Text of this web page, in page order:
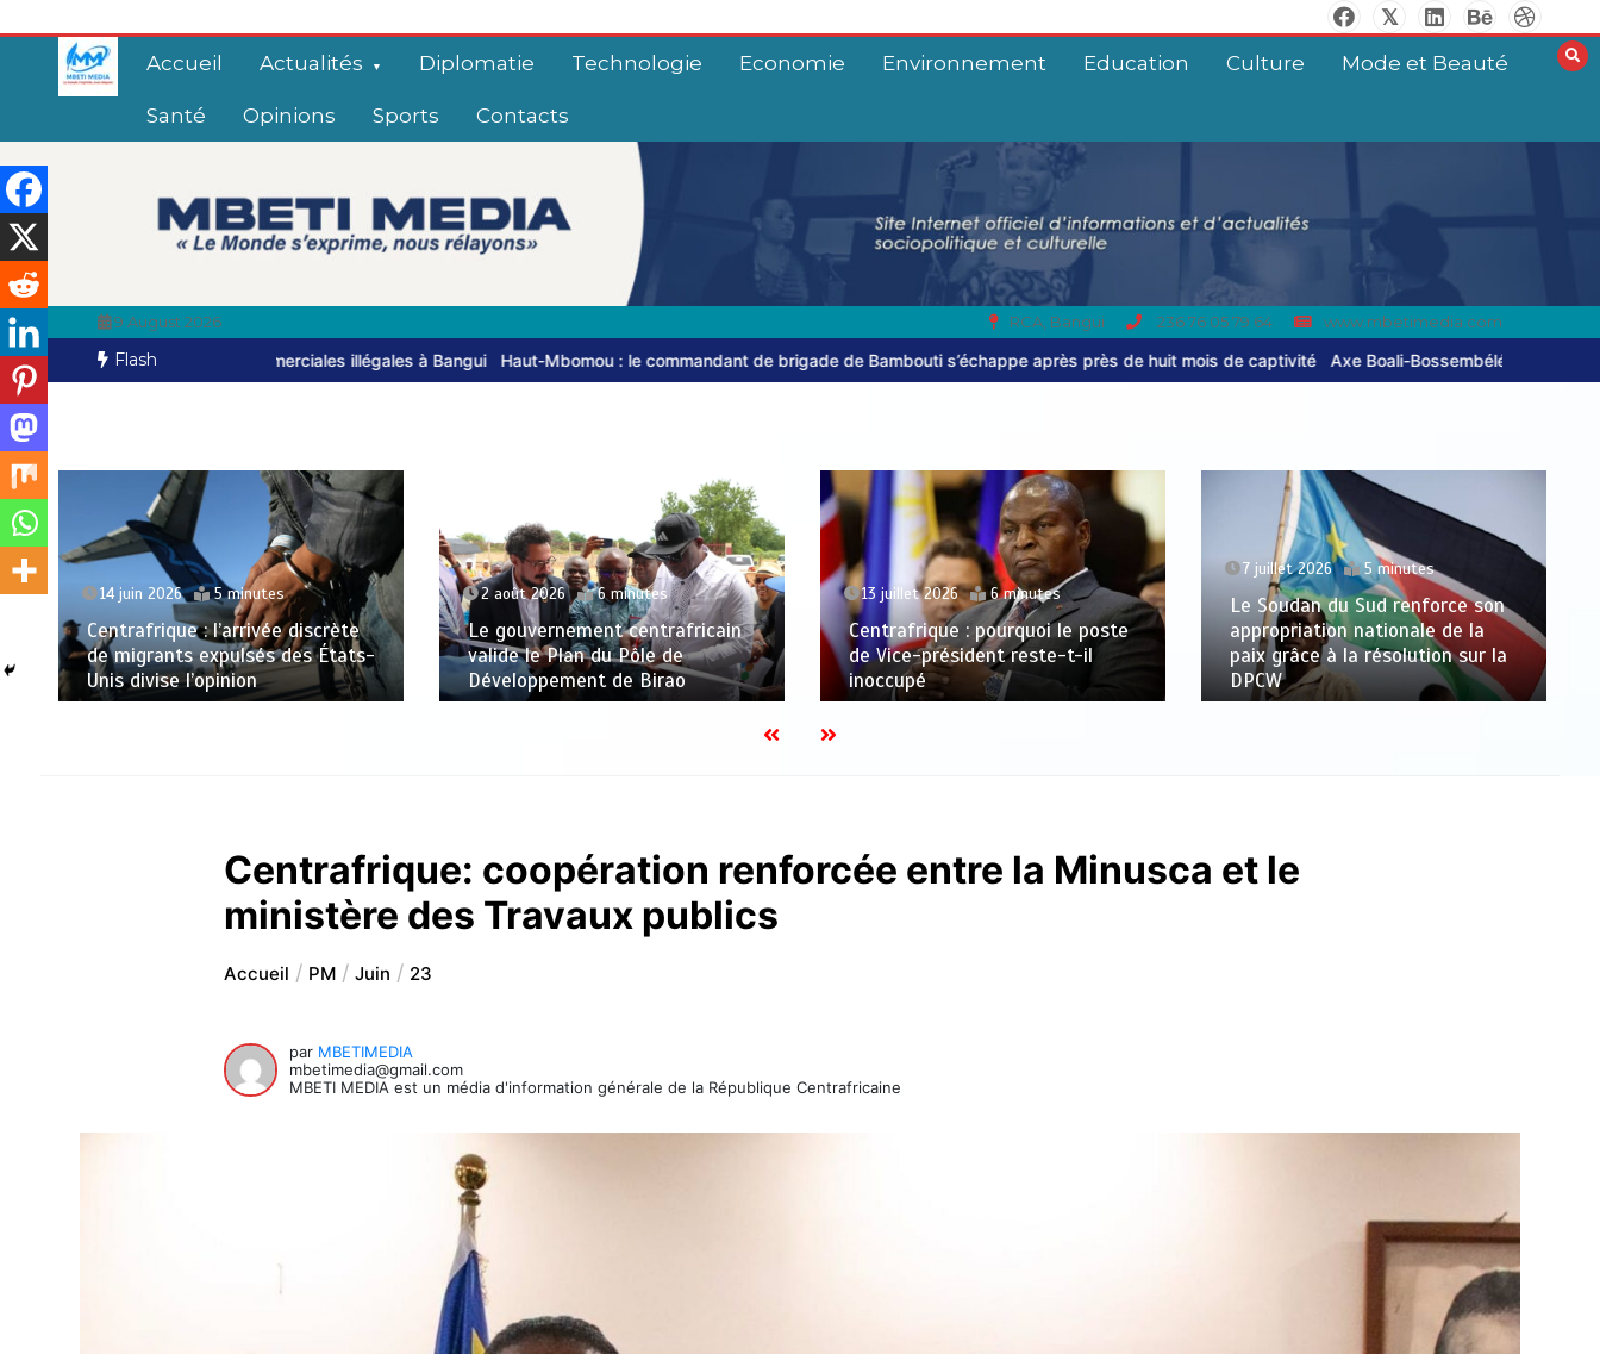
Accueil Actualités Diplomatie Technologie Economie Environnement Education Culture Mode et Beauté
Santé Opinions Sports Contacts
9 August 2026 RCA, Bangui 236 76 05 79 64 www.mbetimedia.com
Flash
illégales à Bangui Haut-Mbomou : le commandant de brigade de Bambouti s’échappe après près de huit mois de captivité Axe Boali-Bossembélé : un camion gros porteur se renverse, le
14 juin 2026 5 minutes
Centrafrique : l’arrivée discrète
de migrants expulsés des États-
Unis divise l’opinion
2 août 2026 6 minutes
Le gouvernement centrafricain
valide le Plan du Pôle de
Développement de Birao
13 juillet 2026 6 minutes
Centrafrique : pourquoi le poste
de Vice-président reste-t-il
inoccupé
7 juillet 2026 5 minutes
Le Soudan du Sud renforce son
appropriation nationale de la
paix grâce à la résolution sur la
DPCW
Centrafrique: coopération renforcée entre la Minusca et le
ministère des Travaux publics
Accueil PM Juin 23
par MBETIMEDIA
mbetimedia@gmail.com
MBETI MEDIA est un média d'information générale de la République Centrafricaine